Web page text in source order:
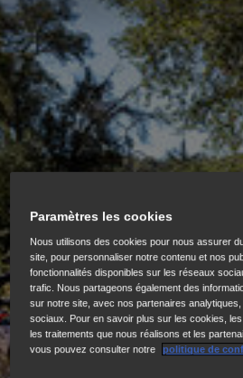
Paramètres les cookies
Nous utilisons des cookies pour nous assurer
site, pour personnaliser notre contenu et nos
fonctionnalités disponibles sur les réseaux
trafic. Nous partageons également des
sur notre site, avec nos partenaires
sociaux. Pour en savoir plus sur les cookies, les
les traitements que nous réalisons et les
vous pouvez consulter notre
politique de